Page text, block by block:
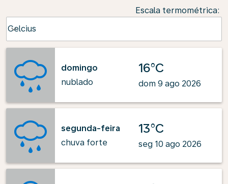
Escala termométrica:
Celcius
keyboard_arrow_down
domingo
nublado
16°C
dom 9 ago 2026
segunda-feira
chuva forte
13°C
seg 10 ago 2026